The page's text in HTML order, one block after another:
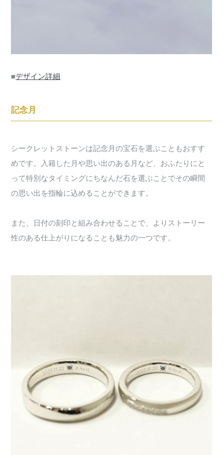
■デザイン詳細
記念月
シークレットストーンは記念月の宝石を選ぶこともおすす
めです。入籍した月や思い出のある月など、おふたりにと
って特別なタイミングにちなんだ石を選ぶことでその瞬間
の思い出を指輪に込めることができます。
また、日付の刻印と組み合わせることで、よりストーリー
性のある仕上がりになることも魅力の一つです。